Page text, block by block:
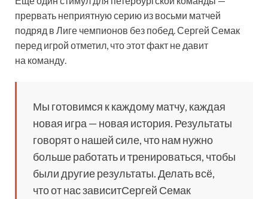
прервать неприятную серию из восьми матчей
подряд в Лиге чемпионов без побед. Сергей Семак
перед игрой отметил, что этот факт не давит
на команду.
Мы готовимся к каждому матчу, каждая
новая игра — новая история. Результаты
говорят о нашей силе, что нам нужно
больше работать и тренироваться, чтобы
были другие результаты. Делать всё,
что от нас зависитСергей Семак